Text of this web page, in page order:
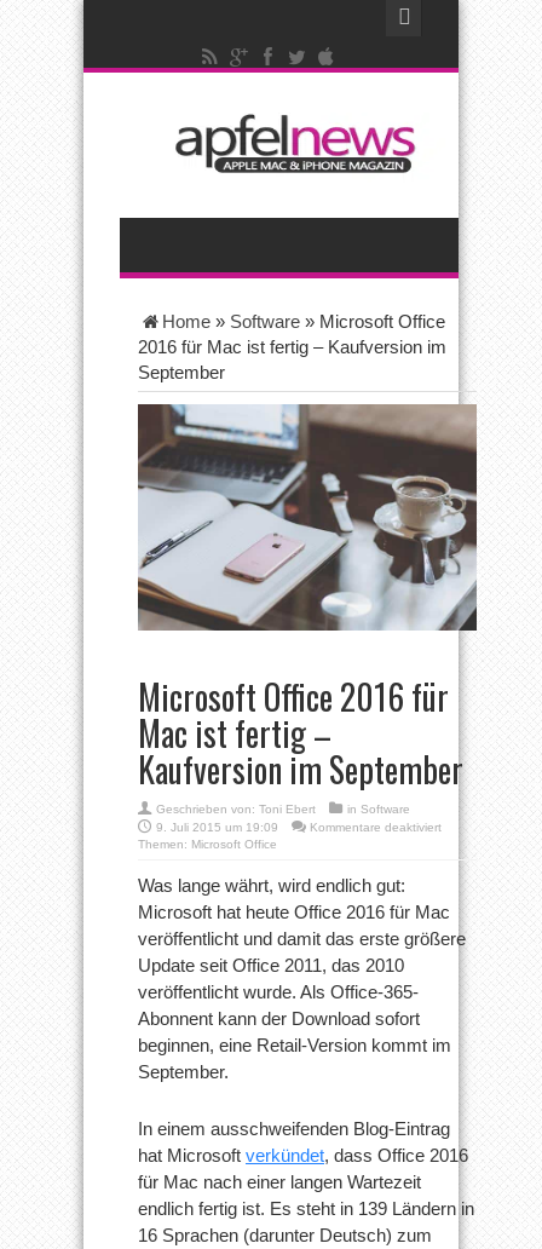
Home » Software » Microsoft Office
2016 für Mac ist fertig – Kaufversion im
September
Microsoft Office 2016 für
Mac ist fertig –
Kaufversion im September
Geschrieben von: Toni Ebert in Software
9. Juli 2015 um 19:09
Kommentare deaktiviertfür
Office
Mac
fertig
September
Themen: Microsoft Office
Was lange währt, wird endlich gut:
Microsoft hat heute Office 2016 für Mac
veröffentlicht und damit das erste größere
Update seit Office 2011, das 2010
veröffentlicht wurde. Als Office-365-
Abonnent kann der Download sofort
beginnen, eine Retail-Version kommt im
September.
In einem ausschweifenden Blog-Eintrag
hat Microsoft verkündet, dass Office 2016
für Mac nach einer langen Wartezeit
endlich fertig ist. Es steht in 139 Ländern in
16 Sprachen (darunter Deutsch) zum